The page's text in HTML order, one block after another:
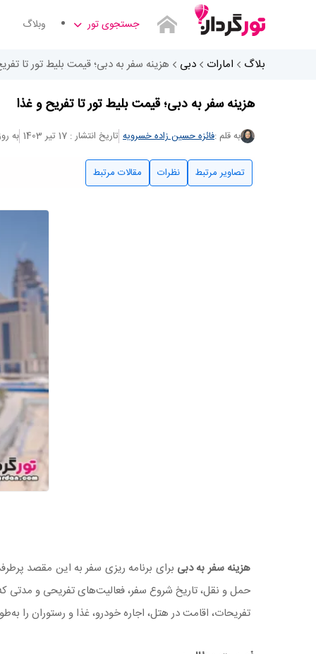
جستجوی تور وبلاگ
بلاگ امارات دبی هزینه سفر به دبی؛ قیمت بلیط تور تا
هزینه سفر به دبی؛ قیمت بلیط تور تا تفریح و غذا
به قلم :فائزه حسین زاده خسرویه تاریخ انتشار : 17 تیر 1403 به
تصاویر مرتبط نظرات مقالات مرتبط
هزینه سفر به دبی برای برنامه ریزی سفر به این مقصد
حمل و نقل، تاریخ شروع سفر، فعالیت‌های تفریحی و مدتی که
تفریحات، اقامت در هتل، اجاره خودرو، غذا و رستوران را